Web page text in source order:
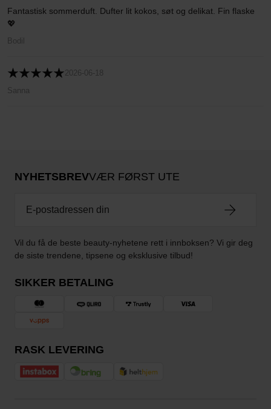
Fantastisk sommerduft. Dufter lit kokos, søt og delikat. Fin flaske
💖
Bodil
2026-06-18
Sanna
NYHETSBREVVÆR FØRST UTE
Vil du få de beste beauty-nyhetene rett i innboksen? Vi gir deg
de siste trendene, tipsene og eksklusive tilbud!
SIKKER BETALING
RASK LEVERING